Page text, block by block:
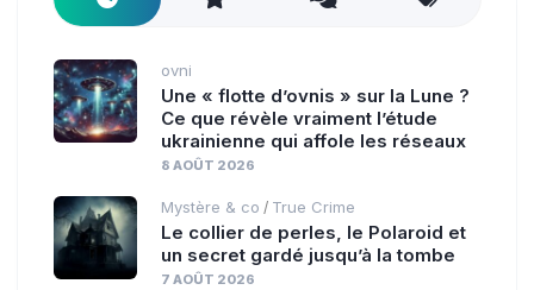
ovni
Une « flotte d’ovnis » sur la Lune ?
Ce que révèle vraiment l’étude
ukrainienne qui affole les réseaux
8 AOÛT 2026
Mystère & co / True Crime
Le collier de perles, le Polaroid et
un secret gardé jusqu’à la tombe
7 AOÛT 2026